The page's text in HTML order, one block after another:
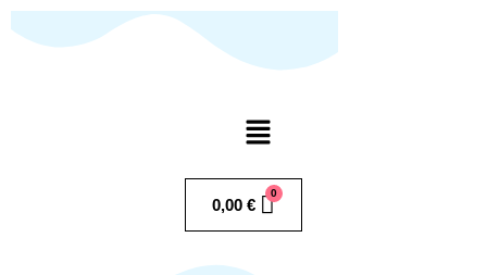
Pereiti
prie
Menu
0,00 €